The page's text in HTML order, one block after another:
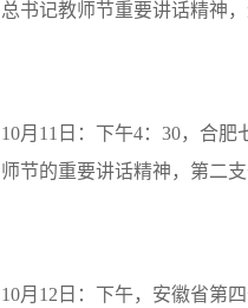
总书记教师节重要讲话精神
10月 11 日：下午4： 30，合肥
师节的重要讲话精神，第二
10月 12 日：下午，安徽省第